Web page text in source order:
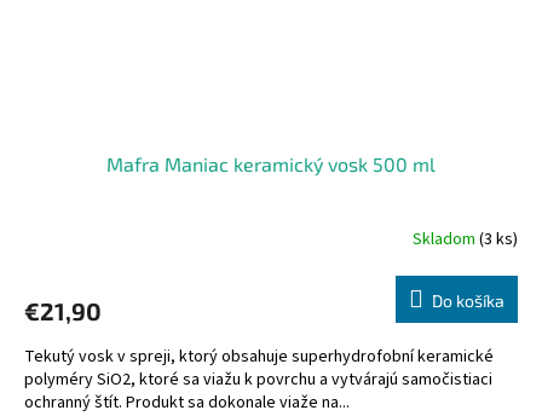
Mafra Maniac keramický vosk 500 ml
Skladom (3 ks)
€21,90 Do košíka
Tekutý vosk v spreji, ktorý obsahuje superhydrofobní keramické
polyméry SiO2, ktoré sa viažu k povrchu a vytvárajú samočistiaci
ochranný štít. Produkt sa dokonale viaže na...